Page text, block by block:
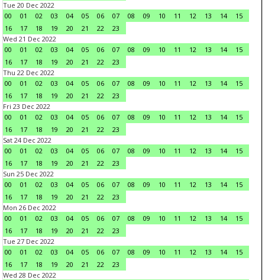
Tue 20 Dec 2022
00
01 02 03 04 05 06 07 08 09 10 11 12 13 14
15
16
17 18 19 20 21 22
23
Wed 21 Dec 2022
00
01 02 03 04 05 06 07 08 09 10 11 12 13 14
15
16
17 18 19 20 21 22
23
Thu 22 Dec 2022
00
01 02 03 04 05 06 07 08 09 10 11 12 13 14
15
16
17 18 19 20 21 22
23
Fri 23 Dec 2022
00
01 02 03 04 05 06 07 08 09 10 11 12 13 14
15
16
17 18 19 20 21 22
23
Sat 24 Dec 2022
00
01 02 03 04 05 06 07 08 09 10 11 12 13 14
15
16
17 18 19 20 21 22
23
Sun 25 Dec 2022
00
01 02 03 04 05 06 07 08 09 10 11 12 13 14
15
16
17 18 19 20 21 22
23
Mon 26 Dec 2022
00
01 02 03 04 05 06 07 08 09 10 11 12 13 14
15
16
17 18 19 20 21 22
23
Tue 27 Dec 2022
00
01 02 03 04 05 06 07 08 09 10 11 12 13 14
15
16
17 18 19 20 21 22
23
Wed 28 Dec 2022